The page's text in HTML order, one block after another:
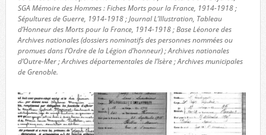
SGA Mémoire des Hommes : Fiches Morts pour la France, 1914-1918 ;
Sépultures de Guerre, 1914-1918 ; Journal L’Illustration, Tableau
d’Honneur des Morts pour la France, 1914-1918 ; Base Léonore des
Archives nationales (dossiers nominatifs des personnes nommées ou
promues dans l’Ordre de la Légion d’honneur) ; Archives nationales
d’Outre-Mer ; Archives départementales de l’Isère ; Archives municipales
de Grenoble.